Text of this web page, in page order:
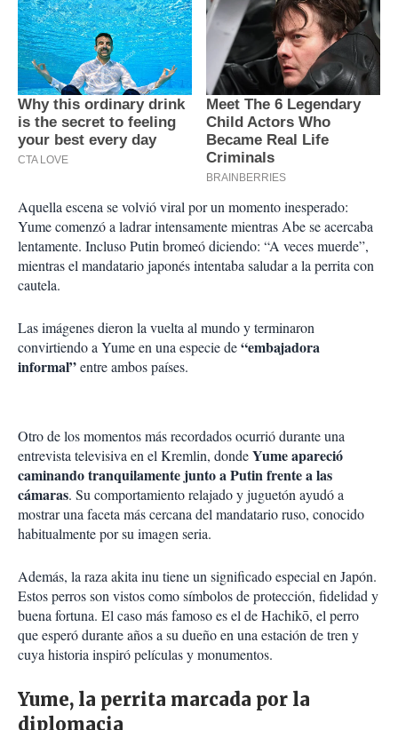
Aquella escena se volvió viral por un momento inesperado:
Yume comenzó a ladrar intensamente mientras Abe se acercaba
lentamente. Incluso Putin bromeó diciendo: “A veces muerde”,
mientras el mandatario japonés intentaba saludar a la perrita con
cautela.
Las imágenes dieron la vuelta al mundo y terminaron
convirtiendo a Yume en una especie de“embajadora
informal”entre ambos países.
Otro de los momentos más recordados ocurrió durante una
entrevista televisiva en el Kremlin, dondeYume apareció
caminando tranquilamente junto a Putin frente a las
cámaras. Su comportamiento relajado y juguetón ayudó a
mostrar una faceta más cercana del mandatario ruso, conocido
habitualmente por su imagen seria.
Además, la raza akita inu tiene un significado especial en Japón.
Estos perros son vistos como símbolos de protección, fidelidad y
buena fortuna. El caso más famoso es el de Hachikō, el perro
que esperó durante años a su dueño en una estación de tren y
cuya historia inspiró películas y monumentos.
Yume, la perrita marcada por la
diplomacia